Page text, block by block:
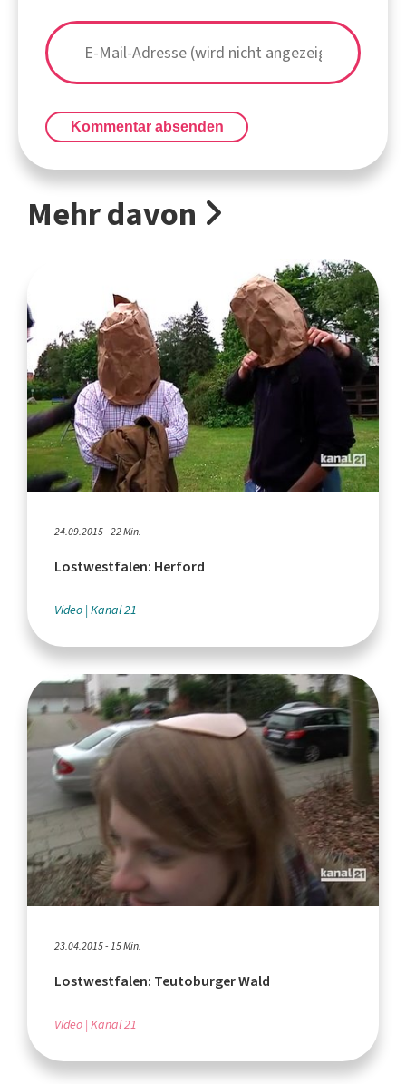
Kommentar absenden
Mehr davon
24.09.2015 - 22 Min.
Lostwestfalen: Herford
Video Kanal 21
23.04.2015 - 15 Min.
Lostwestfalen: Teutoburger Wald
Video Kanal 21